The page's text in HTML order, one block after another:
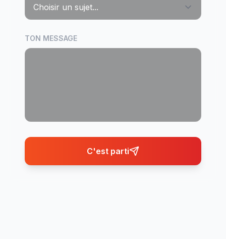
TON MESSAGE
C'est parti